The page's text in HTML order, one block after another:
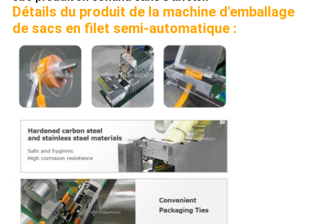
Détails du produit de la machine d'emballage
de sacs en filet semi-automatique :